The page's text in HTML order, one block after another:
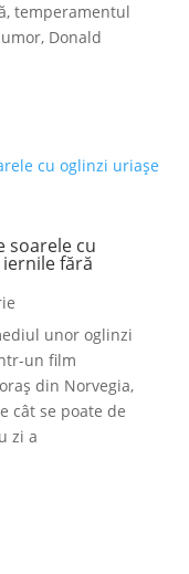
temperamentul
Donald
soarele cu
fără
unor oglinzi
un film
din Norvegia,
cât se poate de
zi a